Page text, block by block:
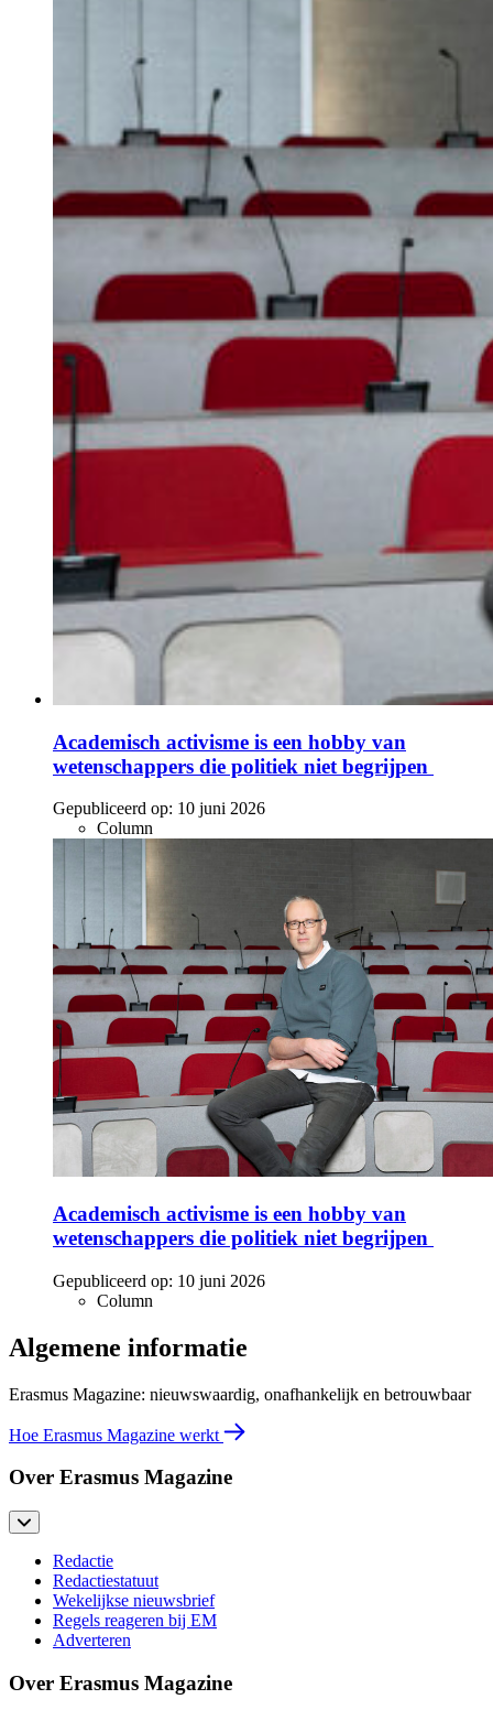
Academisch activisme is een hobby van
wetenschappers die politiek niet begrijpen
Gepubliceerd op: 10 juni 2026
Column
Academisch activisme is een hobby van
wetenschappers die politiek niet begrijpen
Gepubliceerd op: 10 juni 2026
Column
Algemene informatie
Erasmus Magazine: nieuwswaardig, onafhankelijk en betrouwbaar
Hoe Erasmus Magazine werkt
Over Erasmus Magazine
Redactie
Redactiestatuut
Wekelijkse nieuwsbrief
Regels reageren bij EM
Adverteren
Over Erasmus Magazine